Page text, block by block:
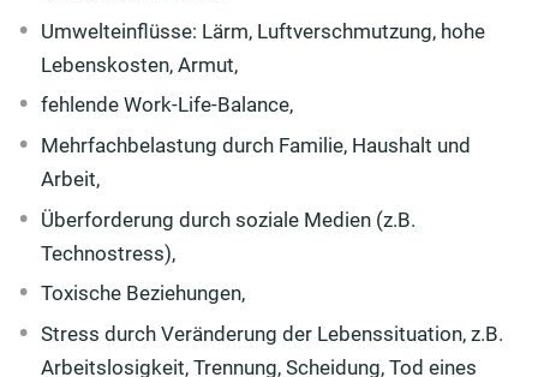
Umwelteinflüsse: Lärm, Luftverschmutzung, hohe
Lebenskosten, Armut,
fehlende Work-Life-Balance,
Mehrfachbelastung durch Familie, Haushalt und
Arbeit,
Überforderung durch soziale Medien (z.B.
Technostress),
Toxische Beziehungen,
Stress durch Veränderung der Lebenssituation, z.B.
Arbeitslosigkeit, Trennung, Scheidung, Tod eines